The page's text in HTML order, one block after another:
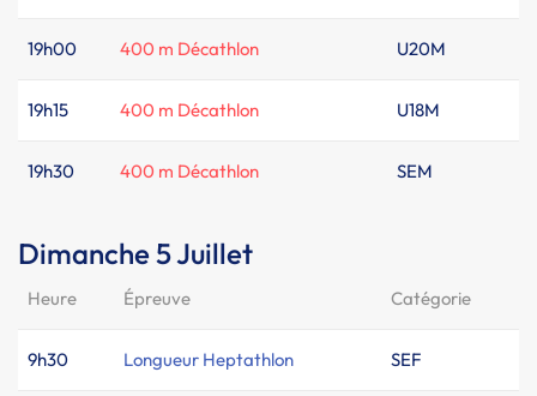
19h00 400 m Décathlon U20M
19h15 400 m Décathlon U18M
19h30 400 m Décathlon SEM
Dimanche 5 Juillet
Heure Épreuve Catégorie
9h30 Longueur Heptathlon SEF